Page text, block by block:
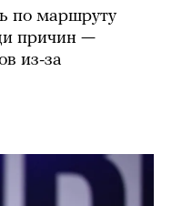
по маршруту
причин —
из-за